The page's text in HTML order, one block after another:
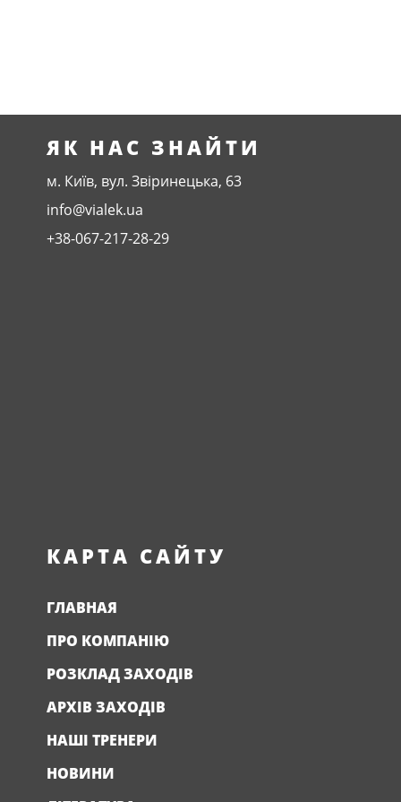
ЯК НАС ЗНАЙТИ
м. Київ, вул. Звіринецька, 63
info@vialek.ua
+38-067-217-28-29
КАРТА САЙТУ
ГЛАВНАЯ
ПРО КОМПАНІЮ
РОЗКЛАД ЗАХОДІВ
АРХІВ ЗАХОДІВ
НАШІ ТРЕНЕРИ
НОВИНИ